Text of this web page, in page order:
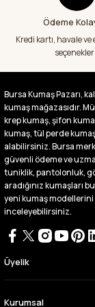
Fiyatlar uygun ve çok
büyük kolaylık emeği
Buradan ikinci
memnun kaldım
Büşra Singeç | 02/07/2026
Bursa kumaş pazarından
aldım videoda anlatılıp
çıktı. bu zamana kadar
uygun fiyatlarından ve
tercih ettiğim kumaşçi
D... Ç... | 27/06/2026
Çok memnun
Ödeme
Kredi kartı, havale ve
Bursa Kumaş Pazarı,
kumaş mağazasıdır.
krep kumaş, şifon
kumaş, tül perde
alabilirsiniz. Bursa
güvenli ödeme ve
tuniklik, pantolonluk,
aradığınız kumaşları
yeni kumaş
inceleyebilirsiniz.
Üyelik
Kurumsal